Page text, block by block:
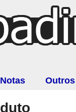
Notas Outros